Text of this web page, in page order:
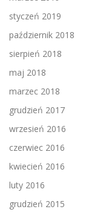
styczeń 2019
październik 2018
sierpień 2018
maj 2018
marzec 2018
grudzień 2017
wrzesień 2016
czerwiec 2016
kwiecień 2016
luty 2016
grudzień 2015